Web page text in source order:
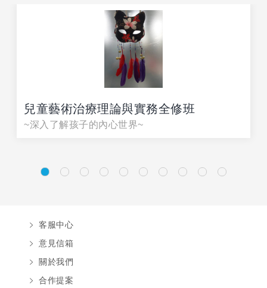
兒童藝術治療理論與實務全修班
~深入了解孩子的內心世界~
客服中心
意見信箱
關於我們
合作提案